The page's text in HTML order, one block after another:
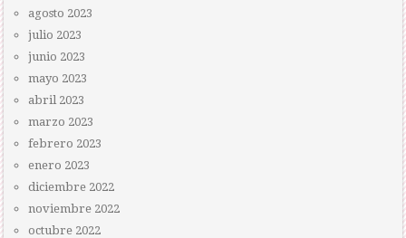
agosto 2023
julio 2023
junio 2023
mayo 2023
abril 2023
marzo 2023
febrero 2023
enero 2023
diciembre 2022
noviembre 2022
octubre 2022